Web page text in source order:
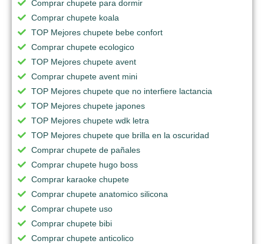
Comprar chupete para dormir
Comprar chupete koala
TOP Mejores chupete bebe confort
Comprar chupete ecologico
TOP Mejores chupete avent
Comprar chupete avent mini
TOP Mejores chupete que no interfiere lactancia
TOP Mejores chupete japones
TOP Mejores chupete wdk letra
TOP Mejores chupete que brilla en la oscuridad
Comprar chupete de pañales
Comprar chupete hugo boss
Comprar karaoke chupete
Comprar chupete anatomico silicona
Comprar chupete uso
Comprar chupete bibi
Comprar chupete anticolico